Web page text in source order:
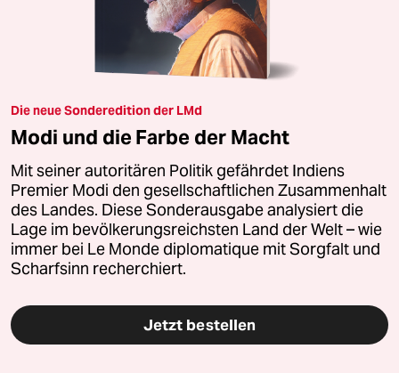
Die neue Sonderedition der LMd
Modi und die Farbe der Macht
Mit seiner autoritären Politik gefährdet Indiens
Premier Modi den gesellschaftlichen Zusammenhalt
des Landes. Diese Sonderausgabe analysiert die
Lage im bevölkerungsreichsten Land der Welt – wie
immer bei Le Monde diplomatique mit Sorgfalt und
Scharfsinn recherchiert.
Jetzt bestellen